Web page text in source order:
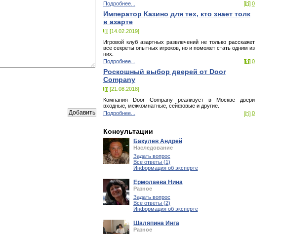
Подробнее...
0
Император Казино для тех, кто знает толк
в азарте
[14.02.2019]
Игровой клуб азартных развлечений не только расскажет
все секреты опытных игроков, но и поможет стать одним из
них.
Подробнее...
0
Роскошный выбор дверей от Door
Company
[21.08.2018]
Компания Door Company реализует в Москве двери
входные, межкомнатные, сейфовые и другие.
Подробнее...
0
Консультации
Бакулев Андрей
Наследование
Задать вопрос
Все ответы (1)
Информация об эксперте
Ермолаева Нина
Разное
Задать вопрос
Все ответы (2)
Информация об эксперте
Шаляпина Инга
Разное